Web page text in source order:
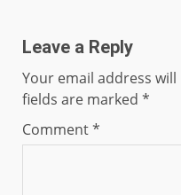
Leave a Reply
Your email address
fields are marked *
Comment*